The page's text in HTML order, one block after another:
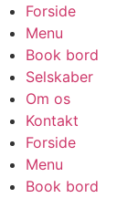
Forside
Menu
Book bord
Selskaber
Om os
Kontakt
Forside
Menu
Book bord